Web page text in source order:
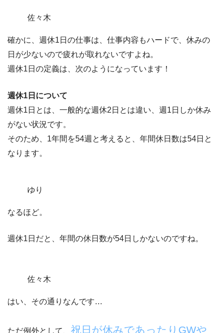
佐々木
確かに、週休1日の仕事は、仕事内容もハードで、休みの
日が少ないので疲れが取れないですよね。
週休1日の定義は、次のようになっています！
週休1日について
週休1日とは、一般的な週休2日とは違い、週1日しか休み
がない状況です。
そのため、1年間を54週と考えると、 年間休日数は54日 と
なります。
ゆり
なるほど。
週休1日だと、年間の休日数が54日しかないのですね。
佐々木
はい、その通りなんです…
ただ例外として、 祝日が休みであったりGWや